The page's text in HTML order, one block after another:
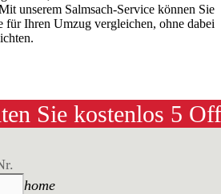
unserem Salmsach-Service können Sie
für Ihren Umzug vergleichen, ohne dabei
Sie kostenlos 5
home